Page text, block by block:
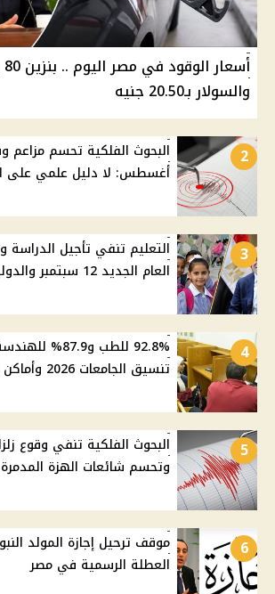
والسولار بـ20.50 جنيه
2
أغسطس: لا دليل علمي على
3
التعليم تنفي تأجيل الدراسة
العام الجديد 12 سبتمبر والدولية 6 سبتمبر
4
92.8% للطب
تنسيق الجامعات 2026 وأماكن المرحلة الثانية
5
البحوث الفلكية تنفي وقوع
وتحسم شائعات الهزة المدمرة
6
العطلة الرسمية في مصر